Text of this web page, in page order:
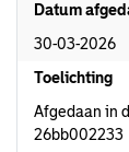
Datum
30-03-2026
Toelichting
Afgedaan in
26bb002233